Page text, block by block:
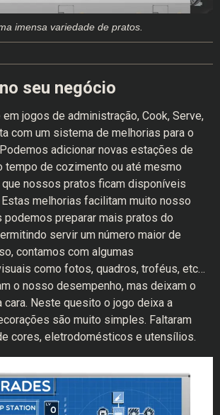
imensa variedade de pratos.
seu negócio
jogos de administração, Cook, Serve,
com um sistema de melhorias para o
adicionar novas estações de
tempo de cozimento ou até mesmo
que nossos pratos ficam disponíveis
melhorias facilitam muito nosso
podemos preparar mais pratos do
servir um número maior de
contamos com algumas
como fotos, quadros, troféus, etc…
o nosso desempenho, mas deixam o
cara. Neste quesito o jogo deixa a
são muito simples. Faltaram
cores, eletrodomésticos e utensílios.